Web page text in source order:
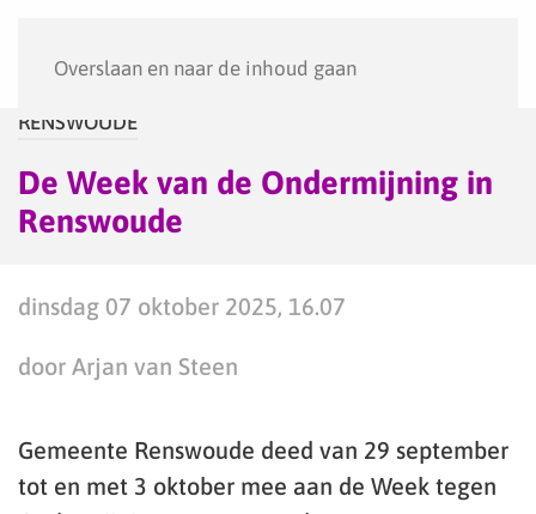
Overslaan en naar de inhoud gaan
RENSWOUDE
De Week van de Ondermijning in
Renswoude
dinsdag 07 oktober 2025, 16.07
door Arjan van Steen
Gemeente Renswoude deed van 29 september
tot en met 3 oktober mee aan de Week tegen